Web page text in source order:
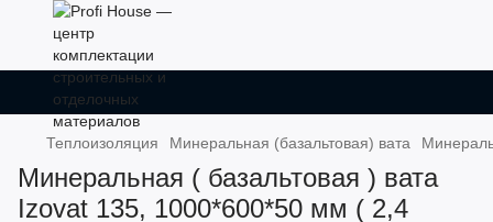
Теплоизоляция Минеральная (базальтовая) вата
Минеральная ( базальтовая ) вата
Izovat 135, 1000*600*50 мм ( 2,4